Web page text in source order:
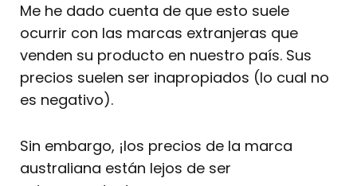
Me he dado cuenta de que esto suele
ocurrir con las marcas extranjeras que
venden su producto en nuestro país. Sus
precios suelen ser inapropiados (lo cual no
es negativo).
Sin embargo, ¡los precios de la marca
australiana están lejos de ser